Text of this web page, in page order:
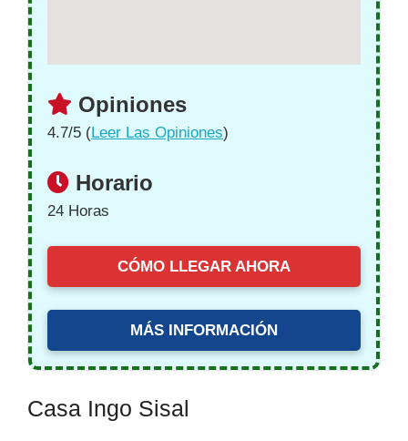
Opiniones
4.7/5 (Leer Las Opiniones)
Horario
24 Horas
CÓMO LLEGAR AHORA
MÁS INFORMACIÓN
Casa Ingo Sisal